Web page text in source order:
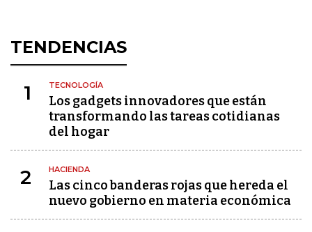
TENDENCIAS
1 TECNOLOGÍA
Los gadgets innovadores que están
transformando las tareas cotidianas
del hogar
2 HACIENDA
Las cinco banderas rojas que hereda el
nuevo gobierno en materia económica